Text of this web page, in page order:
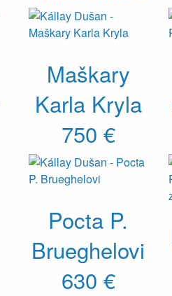
Maškary
Karla Kryla
750 €
Pocta P.
Brueghelovi
630 €